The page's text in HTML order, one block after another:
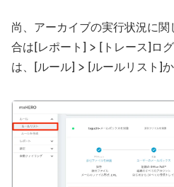
尚、アーカイブの実行状況に
合は[レポート] > [トレース]ロ
は、[ルール] > [ルールリスト]